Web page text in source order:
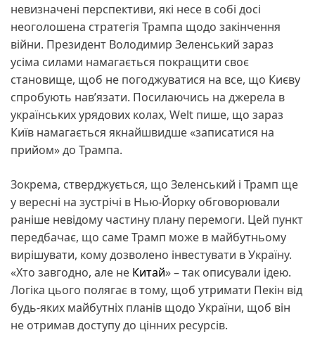
невизначені перспективи, які несе в собі досі
неоголошена стратегія Трампа щодо закінчення
війни. Президент Володимир Зеленський зараз
усіма силами намагається покращити своє
становище, щоб не погоджуватися на все, що Києву
спробують нав’язати. Посилаючись на джерела в
українських урядових колах, Welt пише, що зараз
Київ намагається якнайшвидше «записатися на
прийом» до Трампа.
Зокрема, стверджується, що Зеленський і Трамп ще
у вересні на зустрічі в Нью-Йорку обговорювали
раніше невідому частину плану перемоги. Цей пункт
передбачає, що саме Трамп може в майбутньому
вирішувати, кому дозволено інвестувати в Україну.
«Хто завгодно, але не Китай» – так описували ідею.
Логіка цього полягає в тому, щоб утримати Пекін від
будь-яких майбутніх планів щодо України, щоб він
не отримав доступу до цінних ресурсів.